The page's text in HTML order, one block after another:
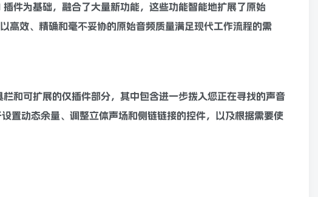
件为基础，融合了大量新功能，这些功能智能地扩展了原始
高效、精确和毫不妥协的原始音频质量满足现代工作流程的需
和可扩展的仅插件部分，其中包含进一步拨入您正在寻找的声音
置动态余量、调整立体声场和侧链链接的控件，以及根据需要使